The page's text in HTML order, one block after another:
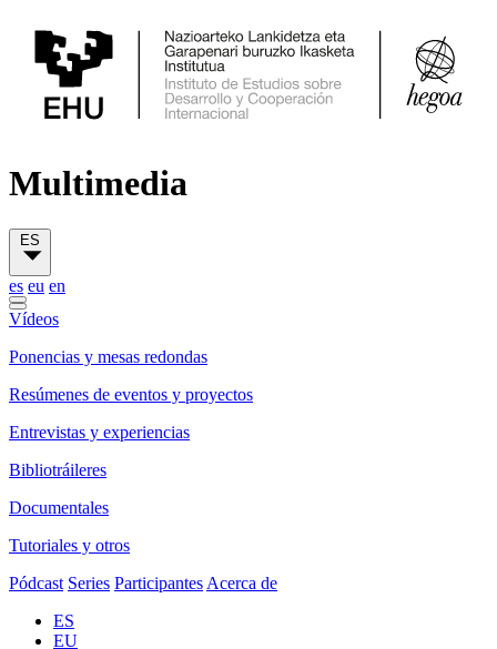
Multimedia
ES
es eu en
Vídeos
Ponencias y mesas redondas
Resúmenes de eventos y proyectos
Entrevistas y experiencias
Bibliotráileres
Documentales
Tutoriales y otros
Pódcast Series Participantes Acerca de
ES
EU